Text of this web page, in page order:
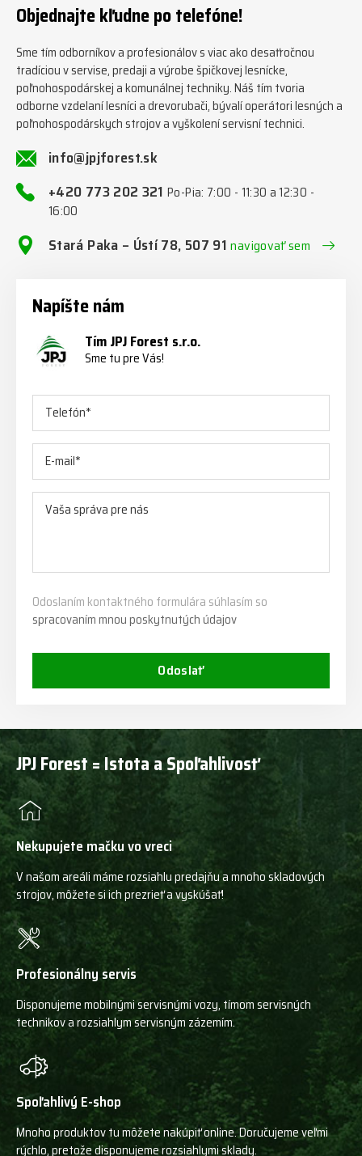
#firewoodproduction
Objednajte kľudne po telefóne!
Sme tím odborníkov a profesionálov s viac ako desaťročnou
tradíciou v servise, predaji a výrobe špičkovej lesnícke,
poľnohospodárskej a komunálnej techniky. Náš tím tvoria
odborne vzdelaní lesníci a drevorubači, bývalí operátori lesných a
poľnohospodárskych strojov a vyškolení servisní technici.
info@jpjforest.sk
+420 773 202 321Po-Pia: 7:00 - 11:30 a 12:30 -
16:00
Stará Paka – Ústí 78, 507 91navigovať sem
Napíšte nám
Tím JPJ Forest s.r.o.
Sme tu pre Vás!
Odoslaním kontaktného formulára súhlasím so
spracovaním mnou poskytnutých údajov
Odoslať
JPJ Forest = Istota a Spoľahlivosť
Nekupujete mačku vo vreci
V našom areáli máme rozsiahlu predajňu a mnoho skladových
strojov, môžete si ich prezrieť a vyskúšať!
Profesionálny servis
Disponujeme mobilnými servisnými vozy, tímom servisných
technikov a rozsiahlym servisným zázemím.
Spoľahlivý E-shop
Mnoho produktov tu môžete nakúpiť online. Doručujeme veľmi
rýchlo, pretože disponujeme rozsiahlymi sklady.